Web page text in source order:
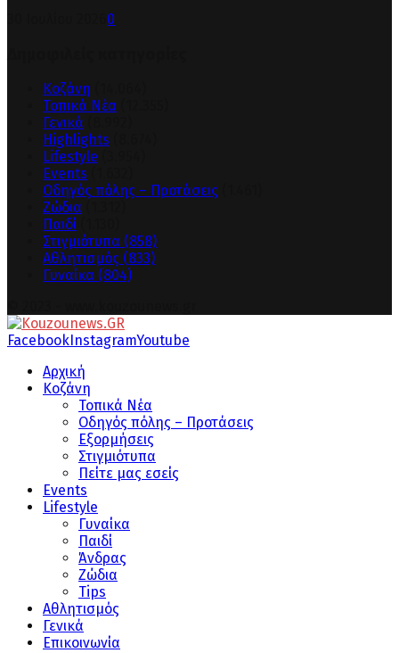
0
Κοζάνη
Τοπικά Νέα
Γενικά
Highlights
Lifestyle
Events
Οδηγός πόλης – Προτάσεις
Ζώδια
Παιδί
Στιγμιότυπα (858)
Αθλητισμός (833)
Γυναίκα (804)
Facebook InstagramYoutube
Αρχική
Κοζάνη
Τοπικά Νέα
Οδηγός πόλης – Προτάσεις
Εξορμήσεις
Στιγμιότυπα
Πείτε μας εσείς
Events
Lifestyle
Γυναίκα
Παιδί
Άνδρας
Ζώδια
Tips
Αθλητισμός
Γενικά
Επικοινωνία